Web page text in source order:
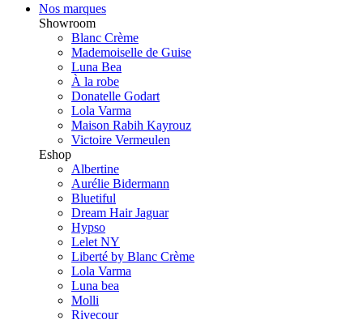
Nos marques
Showroom
Blanc Crème
Mademoiselle de Guise
Luna Bea
À la robe
Donatelle Godart
Lola Varma
Maison Rabih Kayrouz
Victoire Vermeulen
Eshop
Albertine
Aurélie Bidermann
Bluetiful
Dream Hair Jaguar
Hypso
Lelet NY
Liberté by Blanc Crème
Lola Varma
Luna bea
Molli
Rivecour